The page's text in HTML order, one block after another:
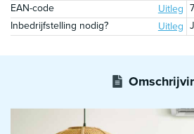
EAN-code
Uitleg
Inbedrijfstelling nodig?
Uitleg